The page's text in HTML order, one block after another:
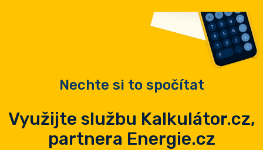
Nechte si to spočítat
Využijte službu Kalkulátor.cz,
partnera Energie.cz